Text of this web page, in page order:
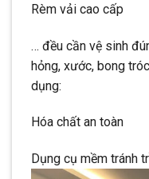
Rèm vải cao cấp
… đều cần vệ sinh
hỏng, xước, bong
dụng:
Hóa chất an toàn
Dụng cụ mềm tránh